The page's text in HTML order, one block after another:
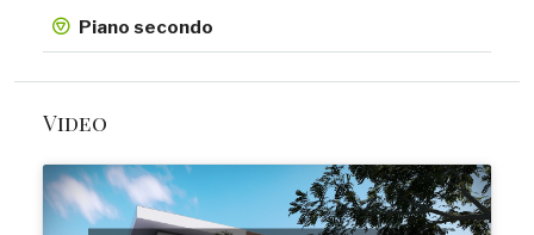
Piano secondo
Video